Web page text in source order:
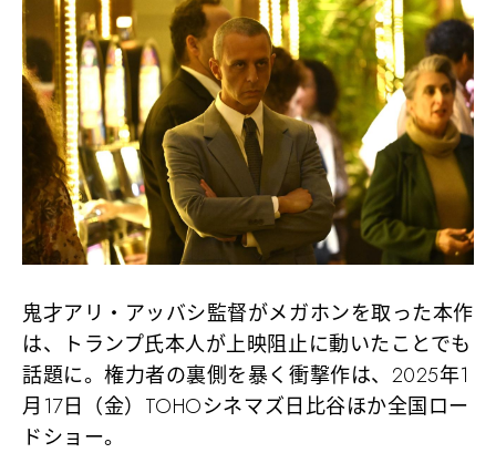
鬼才アリ・アッバシ監督がメガホンを取った本作
は、トランプ氏本人が上映阻止に動いたことでも
話題に。権力者の裏側を暴く衝撃作は、2025年1
月17日（金）TOHOシネマズ日比谷ほか全国ロー
ドショー。